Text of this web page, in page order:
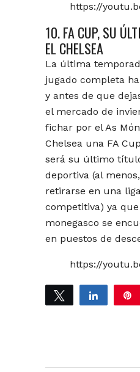
https://
10. FA CUP, SU
EL CHELSEA
La última
jugado completa
y antes de que
el mercado de
fichar por el As
Chelsea una FA
será su último
deportiva (al
retirarse en una
competitiva) ya
monegasco se
en puestos de
https://
Twittear Compartir